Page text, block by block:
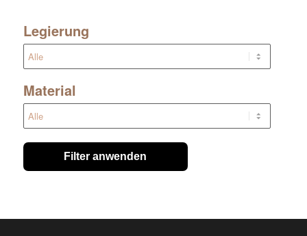
Legierung
Material
Filter anwenden